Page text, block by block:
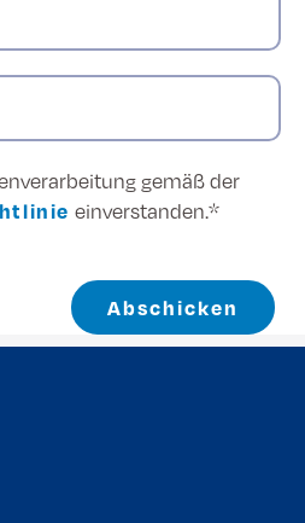
gemäß der
einverstanden.*
Abschicken